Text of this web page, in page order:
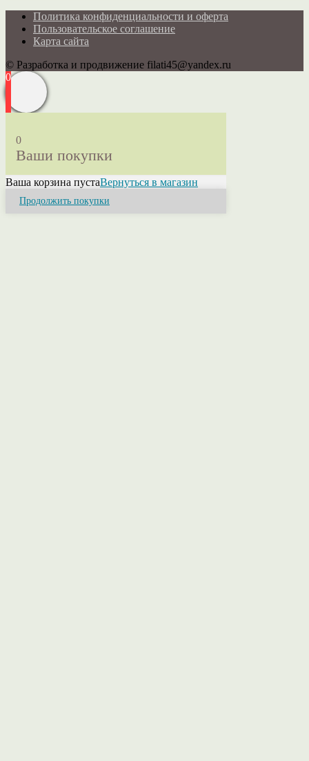
Политика конфиденциальности и оферта
Пользовательское соглашение
Карта сайта
© Разработка и продвижение filati45@yandex.ru
0
0
Ваши покупки
Ваша корзина пустаВернуться в магазин
Продолжить покупки